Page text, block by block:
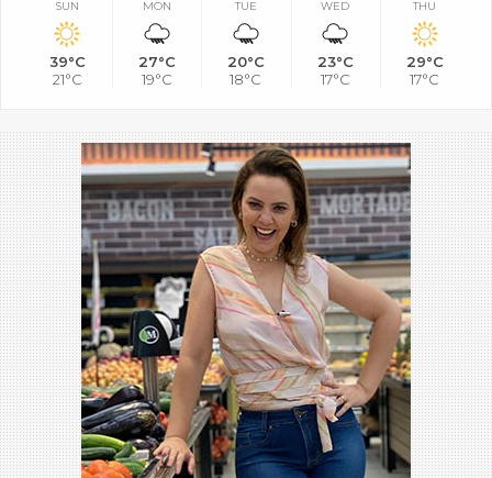
SUN
39°C
21°C
MON
27°C
19°C
TUE
20°C
18°C
WED
23°C
17°C
THU
29°C
17°C